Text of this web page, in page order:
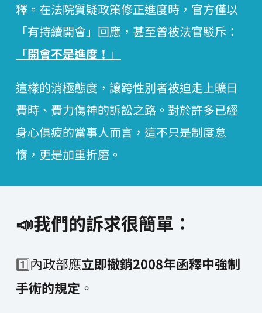
釋。在法院質疑政策修正進度時，官方僅以
「有持續開會」回應，甚至曾被法官駁斥：
「開會不是進度！ 」
這樣的消極態度，讓跨性別者被迫走上曠日
費時、費力傷神的訴訟之路。對於許多已經
身心俱疲的當事人而言，這不只是制度怠
惰，更是加重折磨。
📣我們的訴求很簡單：
1️⃣內政部應立即撤銷2008年函釋中強制
手術的規定 。